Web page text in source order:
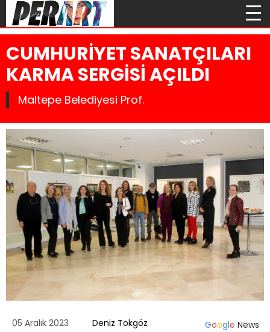
CUMHURİYET SANATÇILARI
KARMA SERGİSİ AÇILDI
Maltepe Belediyesi Prof.
05 Aralık 2023 Deniz Tokgöz Google News